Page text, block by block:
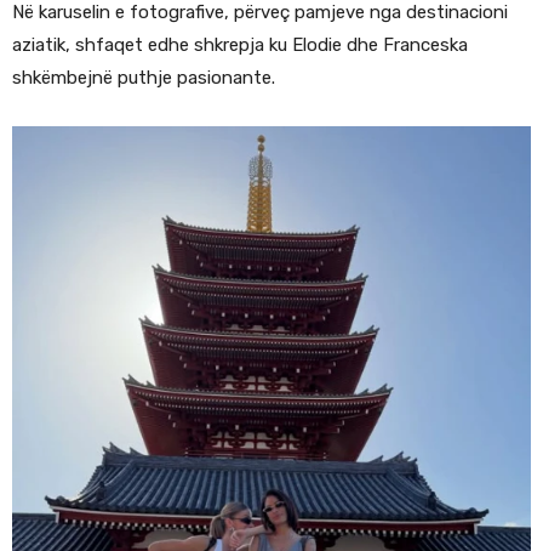
Në karuselin e fotografive, përveç pamjeve nga destinacioni
aziatik, shfaqet edhe shkrepja ku Elodie dhe Franceska
shkëmbejnë puthje pasionante.